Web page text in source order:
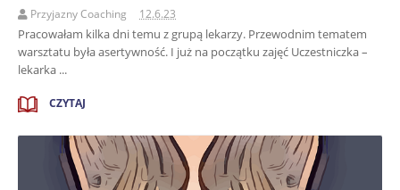
Przyjazny Coaching 12.6.23
Pracowałam kilka dni temu z grupą lekarzy. Przewodnim tematem
warsztatu była asertywność. I już na początku zajęć Uczestniczka –
lekarka ...
CZYTAJ